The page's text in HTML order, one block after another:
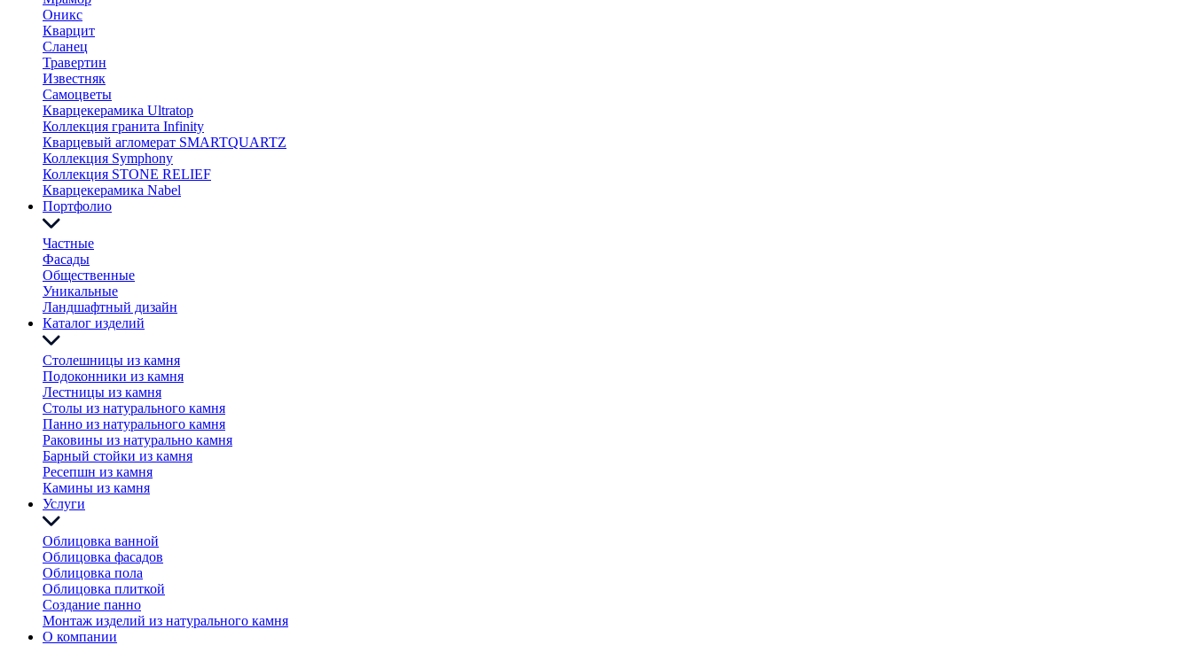
Оникс
Кварцит
Сланец
Травертин
Известняк
Самоцветы
Кварцекерамика Ultratop
Коллекция гранита Infinity
Кварцевый агломерат SMARTQUARTZ
Коллекция Symphony
Коллекция STONE RELIEF
Кварцекерамика Nabel
Портфолио
Частные
Фасады
Общественные
Уникальные
Ландшафтный дизайн
Каталог изделий
Столешницы из камня
Подоконники из камня
Лестницы из камня
Столы из натурального камня
Панно из натурального камня
Раковины из натурально камня
Барный стойки из камня
Ресепшн из камня
Камины из камня
Услуги
Облицовка ванной
Облицовка фасадов
Облицовка пола
Облицовка плиткой
Создание панно
Монтаж изделий из натурального камня
О компании